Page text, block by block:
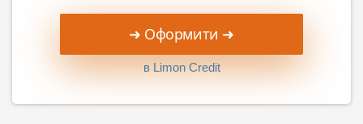
➜ Оформити ➜
в Limon Credit